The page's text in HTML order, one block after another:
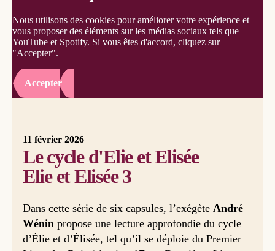
Nous utilisons des cookies pour améliorer votre expérience et
vous proposer des éléments sur les médias sociaux tels que
YouTube et Spotify. Si vous êtes d'accord, cliquez sur
"Accepter".
Accepter
11 février 2026
Le cycle d'Elie et Elisée
Elie et Elisée 3
Dans cette série de six capsules, l’exégète André
Wénin propose une lecture approfondie du cycle
d’Élie et d’Élisée, tel qu’il se déploie du Premier